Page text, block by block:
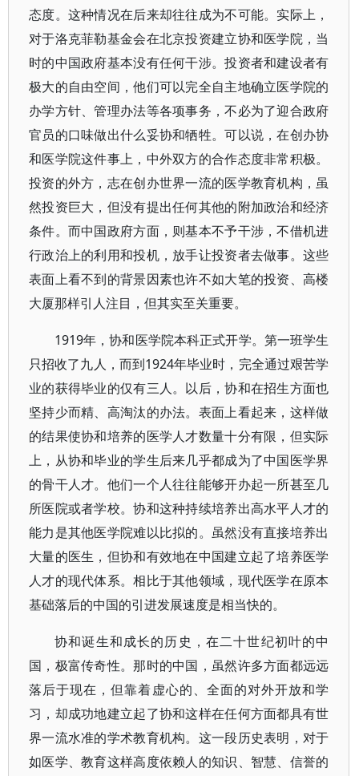
态度。这种情况在后来却往往成为不可能。实际上，
对于洛克菲勒基金会在北京投资建立协和医学院，当
时的中国政府基本没有任何干涉。投资者和建设者有
极大的自由空间，他们可以完全自主地确立医学院的
办学方针、管理办法等各项事务，不必为了迎合政府
官员的口味做出什么妥协和牺牲。可以说，在创办协
和医学院这件事上，中外双方的合作态度非常积极。
投资的外方，志在创办世界一流的医学教育机构，虽
然投资巨大，但没有提出任何其他的附加政治和经济
条件。而中国政府方面，则基本不予干涉，不借机进
行政治上的利用和投机，放手让投资者去做事。这些
表面上看不到的背景因素也许不如大笔的投资、高楼
大厦那样引人注目，但其实至关重要。
1919年，协和医学院本科正式开学。第一班学生
只招收了九人，而到1924年毕业时，完全通过艰苦学
业的获得毕业的仅有三人。以后，协和在招生方面也
坚持少而精、高淘汰的办法。表面上看起来，这样做
的结果使协和培养的医学人才数量十分有限，但实际
上，从协和毕业的学生后来几乎都成为了中国医学界
的骨干人才。他们一个人往往能够开办起一所甚至几
所医院或者学校。协和这种持续培养出高水平人才的
能力是其他医学院难以比拟的。虽然没有直接培养出
大量的医生，但协和有效地在中国建立起了培养医学
人才的现代体系。相比于其他领域，现代医学在原本
基础落后的中国的引进发展速度是相当快的。
协和诞生和成长的历史，在二十世纪初叶的中
国，极富传奇性。那时的中国，虽然许多方面都远远
落后于现在，但靠着虚心的、全面的对外开放和学
习，却成功地建立起了协和这样在任何方面都具有世
界一流水准的学术教育机构。这一段历史表明，对于
如医学、教育这样高度依赖人的知识、智慧、信誉的